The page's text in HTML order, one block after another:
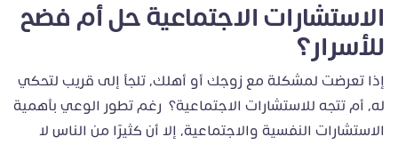
الاستشارات الاجتماعية حل أم فضح
للأسرار؟
إذا تعرضت لمشكلة مع زوجك أو أهلك، تلجأ إلى قريب لتحكي
له، أم تتجه للاستشارات الاجتماعية؟ رغم تطور الوعي بأهمية
الاستشارات النفسية والاجتماعية، إلا أن كثيرًا من الناس لا